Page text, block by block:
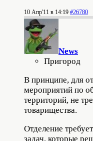
10 Апр'11 в 14:19 #26780
News
Пригород
В принципе, для
мероприятий по
территорий, не
товарищества.
Отделение
задач, которые